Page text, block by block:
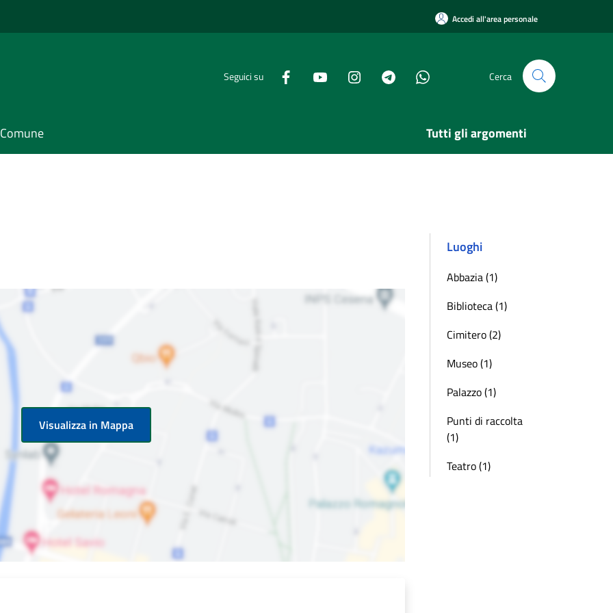
Accedi all'area personale
Seguici su Cerca
Tutti gli argomenti
Visualizza in Mappa
Luoghi
Abbazia (1)
Biblioteca (1)
Cimitero (2)
Museo (1)
Palazzo (1)
Punti di raccolta
(1)
Teatro (1)